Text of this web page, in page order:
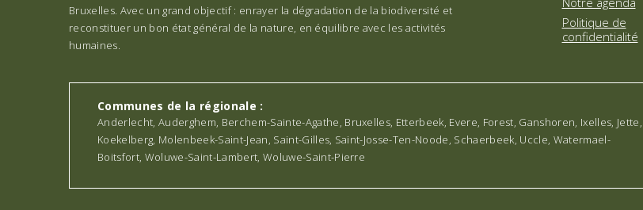
Bruxelles. Avec un grand objectif : enrayer la dégradation de la biodiversité et
reconstituer un bon état général de la nature, en équilibre avec les activités
humaines.
Politique de
confidentialité
Communes de la régionale :
Anderlecht, Auderghem, Berchem-Sainte-Agathe, Bruxelles, Etterbeek, Evere, Forest, Ganshoren, Ixelles, Jette,
Koekelberg, Molenbeek-Saint-Jean, Saint-Gilles, Saint-Josse-Ten-Noode, Schaerbeek, Uccle, Watermael-
Boitsfort, Woluwe-Saint-Lambert, Woluwe-Saint-Pierre